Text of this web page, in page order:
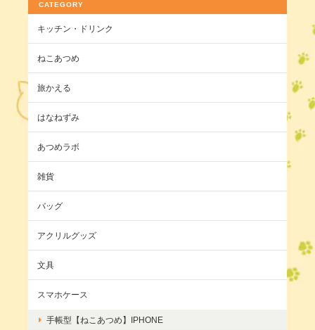
CATEGORY
キッチン・ドリンク
ねこあつめ
旅かえる
はなねずみ
あつめラボ
雑貨
バッグ
アクリルグッズ
文具
スマホケース
手帳型【ねこあつめ】IPHONE